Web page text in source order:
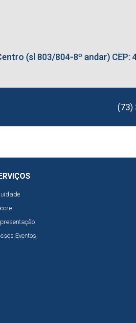
(sl 803/804-8º andar) CEP:
(73)
Eventos